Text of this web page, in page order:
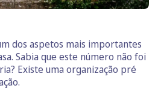
dos aspetos mais importantes
Sabia que este número não foi
Existe uma organização pré